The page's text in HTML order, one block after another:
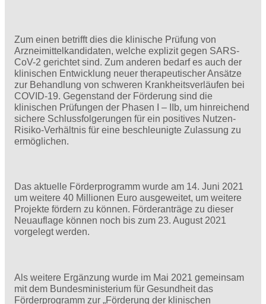
Zum einen betrifft dies die klinische Prüfung von
Arzneimittelkandidaten, welche explizit gegen SARS-
CoV-2 gerichtet sind. Zum anderen bedarf es auch der
klinischen Entwicklung neuer therapeutischer Ansätze
zur Behandlung von schweren Krankheitsverläufen bei
COVID-19. Gegenstand der Förderung sind die
klinischen Prüfungen der Phasen I – IIb, um hinreichend
sichere Schlussfolgerungen für ein positives Nutzen-
Risiko-Verhältnis für eine beschleunigte Zulassung zu
ermöglichen.
Das aktuelle Förderprogramm wurde am 14. Juni 2021
um weitere 40 Millionen Euro ausgeweitet, um weitere
Projekte fördern zu können. Förderanträge zu dieser
Neuauflage können noch bis zum 23. August 2021
vorgelegt werden.
Als weitere Ergänzung wurde im Mai 2021 gemeinsam
mit dem Bundesministerium für Gesundheit das
Förderprogramm zur „Förderung der klinischen